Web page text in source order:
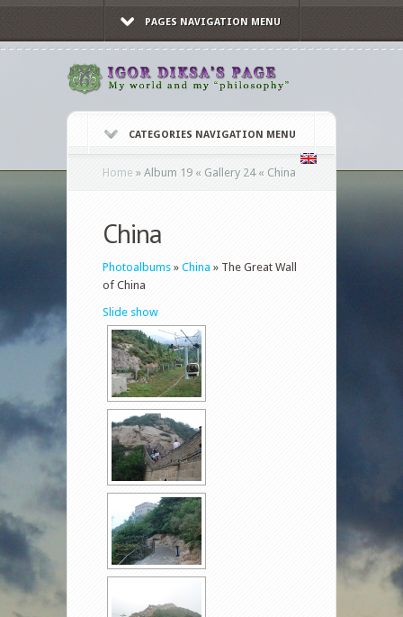
PAGES NAVIGATION MENU
CATEGORIES NAVIGATION MENU
Home » Album 19 « Gallery 24 « China
China
Photoalbums » China » The Great Wall
of China
Slide show